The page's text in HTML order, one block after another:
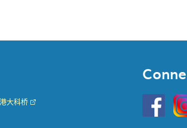
大科桥
HKU